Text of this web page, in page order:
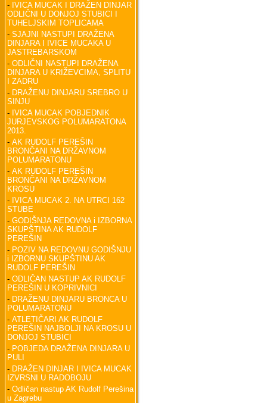
- IVICA MUCAK I DRAŽEN DINJAR
ODLIČNI U DONJOJ STUBICI I
TUHELJSKIM TOPLICAMA
- SJAJNI NASTUPI DRAŽENA
DINJARA I IVICE MUCAKA U
JASTREBARSKOM
- ODLIČNI NASTUPI DRAŽENA
DINJARA U KRIŽEVCIMA, SPLITU
I ZADRU
- DRAŽENU DINJARU SREBRO U
SINJU
- IVICA MUCAK POBJEDNIK
JURJEVSKOG POLUMARATONA
2013.
- AK RUDOLF PEREŠIN
BRONČANI NA DRŽAVNOM
POLUMARATONU
- AK RUDOLF PEREŠIN
BRONČANI NA DRŽAVNOM
KROSU
- IVICA MUCAK 2. NA UTRCI 162
STUBE
- GODIŠNJA REDOVNA i IZBORNA
SKUPŠTINA AK RUDOLF
PEREŠIN
- POZIV NA REDOVNU GODIŠNJU
i IZBORNU SKUPŠTINU AK
RUDOLF PEREŠIN
- ODLIČAN NASTUP AK RUDOLF
PEREŠIN U KOPRIVNICI
- DRAŽENU DINJARU BRONCA U
POLUMARATONU
- ATLETIČARI AK RUDOLF
PEREŠIN NAJBOLJI NA KROSU U
DONJOJ STUBICI
- POBJEDA DRAŽENA DINJARA U
PULI
- DRAŽEN DINJAR I IVICA MUCAK
IZVRSNI U RADOBOJU
- Odličan nastup AK Rudolf Perešina
u Zagrebu